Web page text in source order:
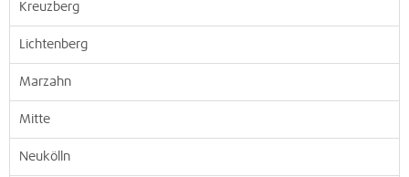
Kreuzberg
Lichtenberg
Marzahn
Mitte
Neukölln